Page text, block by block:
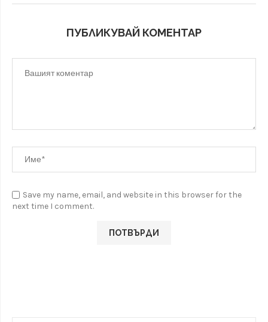
ПУБЛИКУВАЙ КОМЕНТАР
Save my name, email, and website in this browser for the
next time I comment.